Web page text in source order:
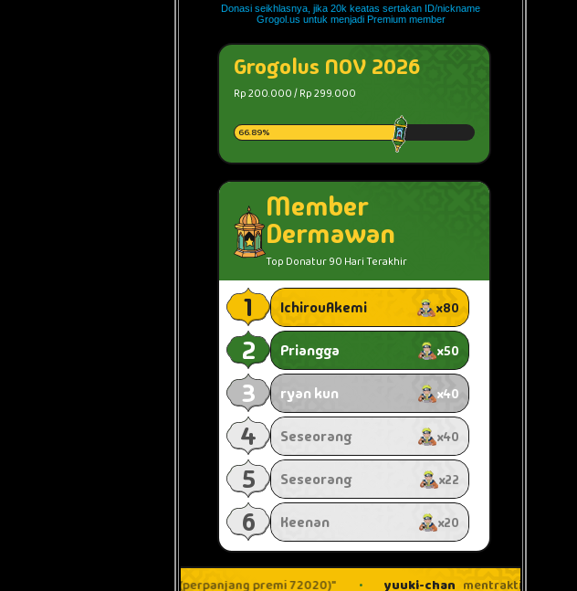
Donasi seikhlasnya, jika 20k keatas sertakan ID/nickname
Grogol.us untuk menjadi Premium member